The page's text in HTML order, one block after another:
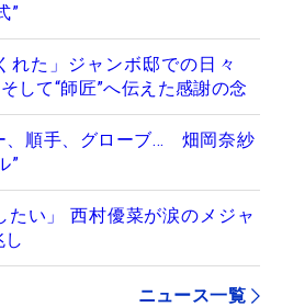
”
れた」ジャンボ邸での日々
して“師匠”へ伝えた感謝の念
、順手、グローブ… 畑岡奈紗
”
たい」 西村優菜が涙のメジャ
ニュース一覧